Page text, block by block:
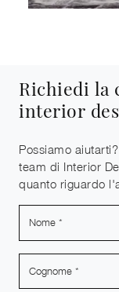
Richiedi la
interior
Possiamo
team di Interior
quanto riguardo